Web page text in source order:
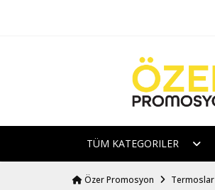
TÜM KATEGORILER
Özer Promosyon Termoslar